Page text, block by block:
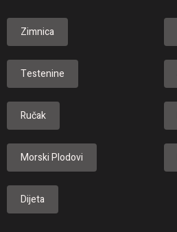
Zimnica
Testenine
Ručak
Morski Plodovi
Dijeta